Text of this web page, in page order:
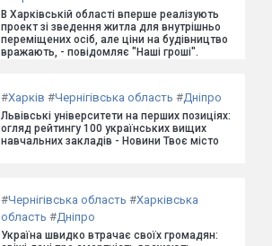
В Харківській області вперше реалізують
проект зі зведення житла для внутрішньо
переміщених осіб, але ціни на будівництво
вражають, - повідомляє "Наші гроші".
#Харків #Чернігівська область #Дніпро
Львівські університети на перших позиціях:
огляд рейтингу 100 українських вищих
навчальних закладів - Новини Твоє місто
#Чернігівська область #Харківська
область #Дніпро
Україна швидко втрачає своїх громадян: